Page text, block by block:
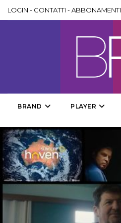
LOGIN - CONTATTI -ABBONAMENTI
BRAND PLAYER